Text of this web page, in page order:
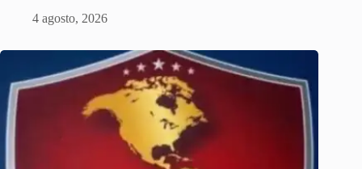
4 agosto, 2026